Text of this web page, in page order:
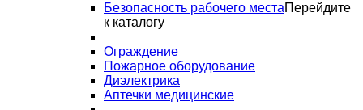
Безопасность рабочего местаПерейдите
к каталогу
Ограждение
Пожарное оборудование
Диэлектрика
Аптечки медицинские